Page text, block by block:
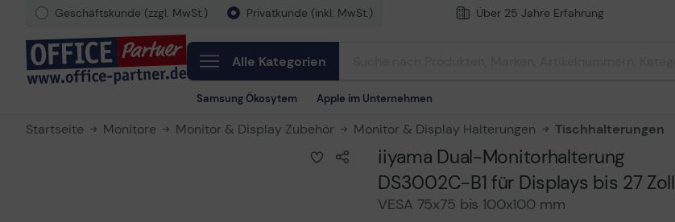
Geschäftskunde (zzgl. MwSt.) Privatkunde (inkl. MwSt.) Über 25 Jahre Erfahrung
Alle Kategorien
Samsung Ökosytem Apple im Unternehmen
Startseite Monitore Monitor & Display Zubehör Monitor & Display Halterungen Tischhalterungen
iiyama Dual-Monitorhalterung
DS3002C-B1 für Displays bis 27 Zoll
VESA 75x75 bis 100x100 mm